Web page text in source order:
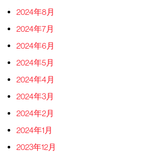
2024年8月
2024年7月
2024年6月
2024年5月
2024年4月
2024年3月
2024年2月
2024年1月
2023年12月